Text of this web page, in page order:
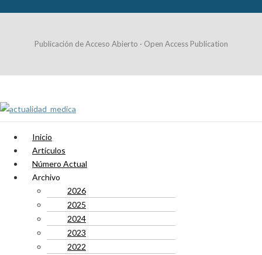
Publicación de Acceso Abierto · Open Access Publication
Inicio
Artículos
Número Actual
Archivo
2026
2025
2024
2023
2022